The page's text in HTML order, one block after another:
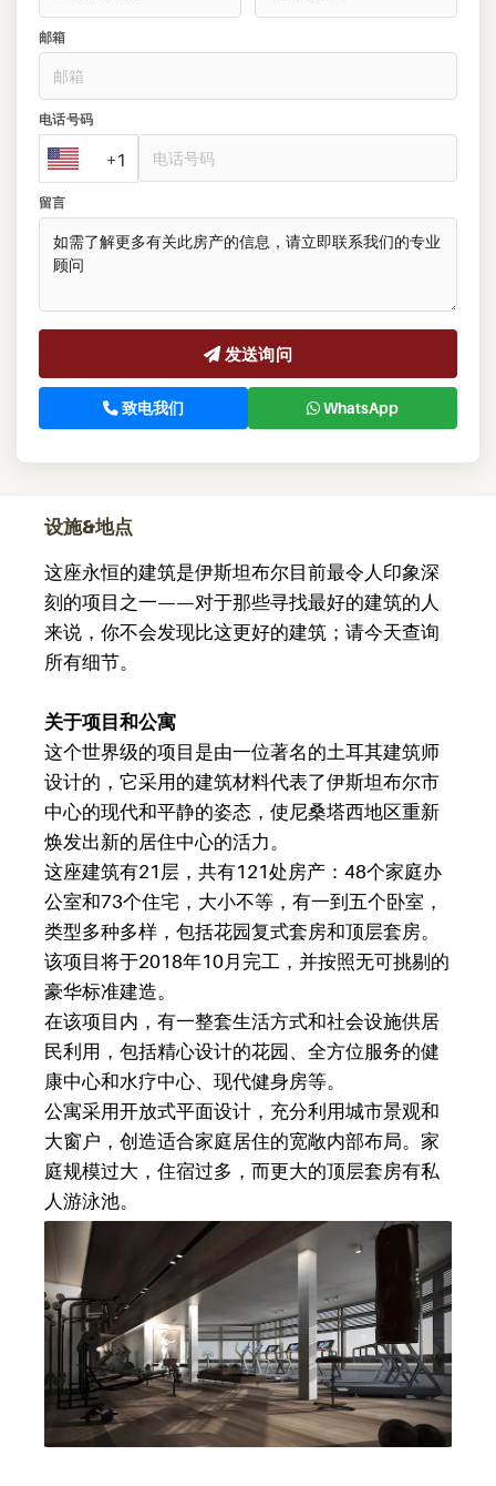
邮箱
电话号码
+1
留言
发送询问
致电我们 WhatsApp
设施&地点
这座永恒的建筑是伊斯坦布尔目前最令人印象深
刻的项目之一——对于那些寻找最好的建筑的人
来说，你不会发现比这更好的建筑；请今天查询
所有细节。
关于项目和公寓
这个世界级的项目是由一位著名的土耳其建筑师
设计的，它采用的建筑材料代表了伊斯坦布尔市
中心的现代和平静的姿态，使尼桑塔西地区重新
焕发出新的居住中心的活力。
这座建筑有21层，共有121处房产：48个家庭办
公室和73个住宅，大小不等，有一到五个卧室，
类型多种多样，包括花园复式套房和顶层套房。
该项目将于2018年10月完工，并按照无可挑剔的
豪华标准建造。
在该项目内，有一整套生活方式和社会设施供居
民利用，包括精心设计的花园、全方位服务的健
康中心和水疗中心、现代健身房等。
公寓采用开放式平面设计，充分利用城市景观和
大窗户，创造适合家庭居住的宽敞内部布局。家
庭规模过大，住宿过多，而更大的顶层套房有私
人游泳池。